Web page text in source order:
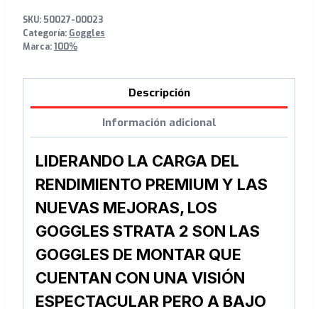
SKU: 50027-00023
Categoría: Goggles
Marca:100%
Descripción
Información adicional
LIDERANDO LA CARGA DEL
RENDIMIENTO PREMIUM Y LAS
NUEVAS MEJORAS, LOS
GOGGLES STRATA 2 SON LAS
GOGGLES DE MONTAR QUE
CUENTAN CON UNA VISIÓN
ESPECTACULAR PERO A BAJO